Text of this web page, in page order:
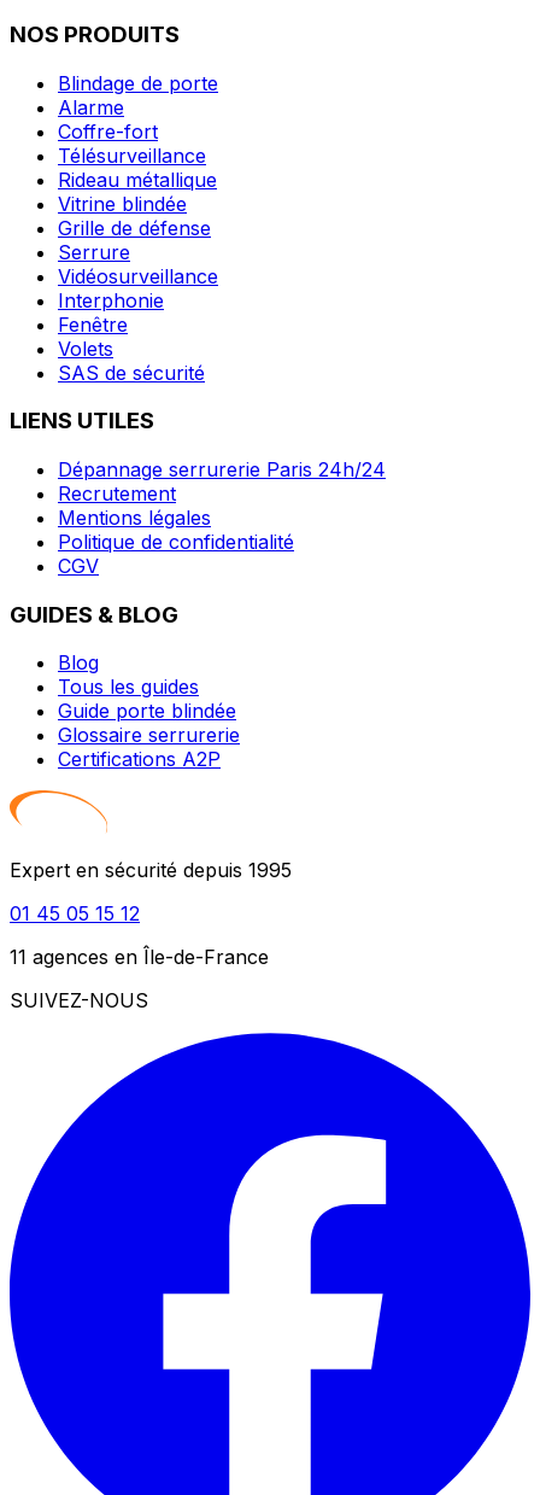
NOS PRODUITS
Blindage de porte
Alarme
Coffre-fort
Télésurveillance
Rideau métallique
Vitrine blindée
Grille de défense
Serrure
Vidéosurveillance
Interphonie
Fenêtre
Volets
SAS de sécurité
LIENS UTILES
Dépannage serrurerie Paris 24h/24
Recrutement
Mentions légales
Politique de confidentialité
CGV
GUIDES & BLOG
Blog
Tous les guides
Guide porte blindée
Glossaire serrurerie
Certifications A2P
Expert en sécurité depuis 1995
01 45 05 15 12
11 agences en Île-de-France
SUIVEZ-NOUS